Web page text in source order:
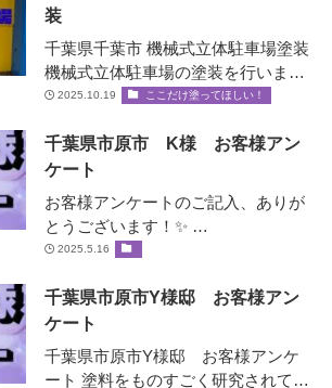
装
千葉県千葉市 機械式立体駐車場塗装
機械式立体駐車場の塗装を行いまし
た！✨ 機械式立体駐車場とは？ エレ
2025.10.19 ここだけ塗ってほしい！
千葉県市原市 K様 お客様アン
ケート
お客様アンケートのご記入、ありが
とうございます！✨ …
2025.5.16
千葉県市原市Y様邸 お客様アン
ケート
千葉県市原市Y様邸 お客様アンケ
ート 塗料をものすごく研究されてい